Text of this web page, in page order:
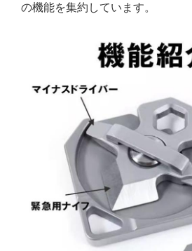
の機能を集約しています。